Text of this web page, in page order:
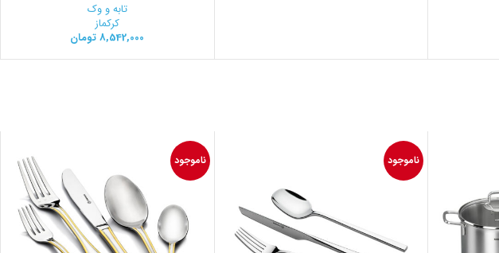
تابه و وک
کرکماز
8,542,000 تومان
ناموجود ناموجود